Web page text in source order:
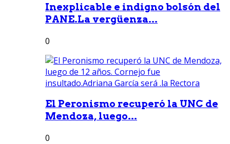
Inexplicable e indigno bolsón del
PANE.La vergüenza...
0
El Peronismo recuperó la UNC de
Mendoza, luego...
0